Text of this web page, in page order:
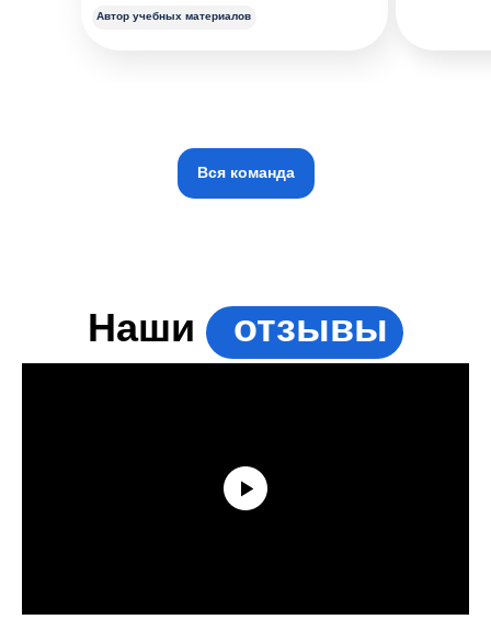
Автор учебных материалов
Вся команда
Наши отзывы